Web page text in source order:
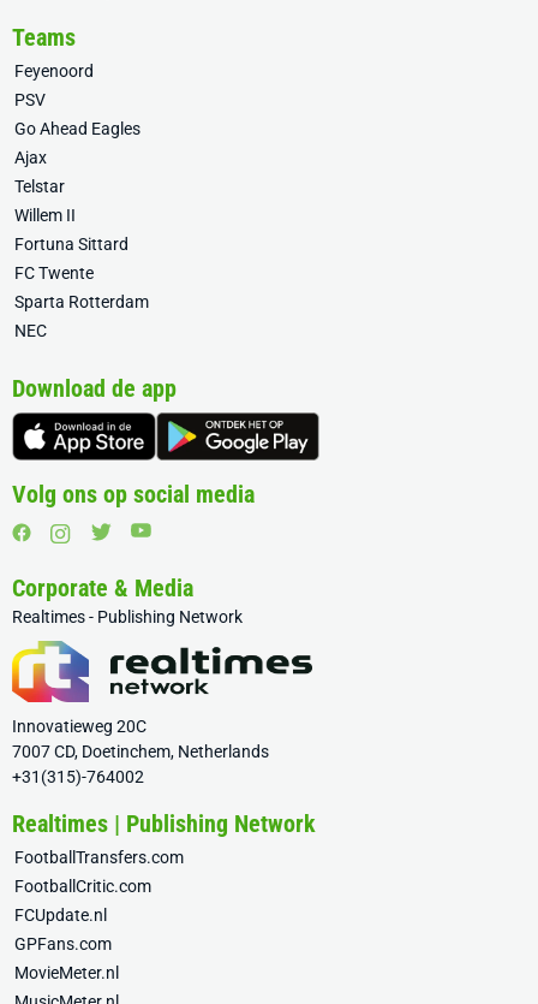
Teams
Feyenoord
PSV
Go Ahead Eagles
Ajax
Telstar
Willem II
Fortuna Sittard
FC Twente
Sparta Rotterdam
NEC
Download de app
Volg ons op social media
Corporate & Media
Realtimes - Publishing Network
Innovatieweg 20C
7007 CD, Doetinchem, Netherlands
+31(315)-764002
Realtimes | Publishing Network
FootballTransfers.com
FootballCritic.com
FCUpdate.nl
GPFans.com
MovieMeter.nl